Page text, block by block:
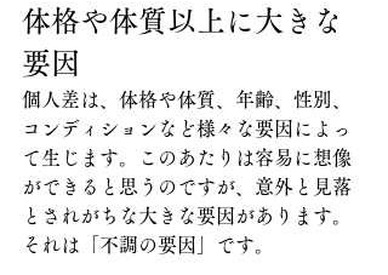
体格や体質以上に大きな
要因
個人差は、体格や体質、年齢、性別、
コンディションなど様々な要因によっ
て生じます。このあたりは容易に想像
ができると思うのですが、意外と見落
とされがちな大きな要因があります。
それは「不調の要因」です。